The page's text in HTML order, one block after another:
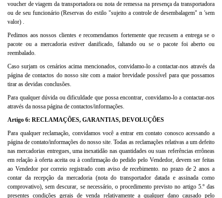
voucher de viagem da transportadora ou nota de remessa na presença da transportadora
ou de seu funcionário (Reservas do estilo "sujeito a controle de desembalagem" n 'sem
valor) .
Pedimos aos nossos clientes e recomendamos fortemente que recusem a entrega se o
pacote ou a mercadoria estiver danificado, faltando ou se o pacote foi aberto ou
reembalado.
Caso surjam os cenários acima mencionados, convidamo-lo a contactar-nos através da
página de contactos do nosso site com a maior brevidade possível para que possamos
tirar as devidas conclusões.
Para qualquer dúvida ou dificuldade que possa encontrar, convidamo-lo a contactar-nos
através da nossa página de contactos/informações.
Artigo 6: RECLAMAÇÕES, GARANTIAS, DEVOLUÇÕES
Para qualquer reclamação, convidamos você a entrar em contato conosco acessando a
página de contato/informações do nosso site. Todas as reclamações relativas a um defeito
nas mercadorias entregues, uma inexatidão nas quantidades ou suas referências errôneas
em relação à oferta aceita ou à confirmação do pedido pelo Vendedor, devem ser feitas
ao Vendedor por correio registrado com aviso de recebimento. no prazo de 2 anos a
contar da recepção da mercadoria (nota do transportador datada e assinada como
comprovativo), sem descurar, se necessário, o procedimento previsto no artigo 5.º das
presentes condições gerais de venda relativamente a qualquer dano causado pelo